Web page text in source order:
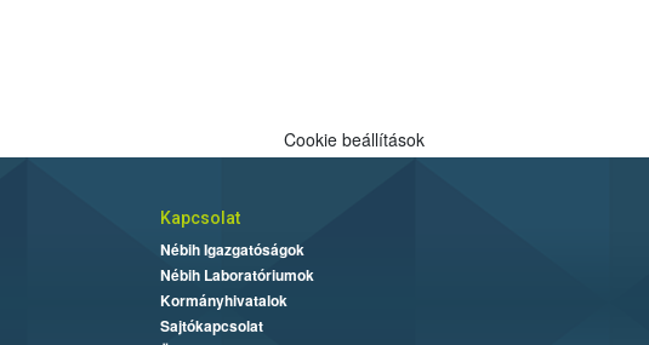
Cookie beállítások
Kapcsolat
Nébih Igazgatóságok
Nébih Laboratóriumok
Kormányhivatalok
Sajtókapcsolat